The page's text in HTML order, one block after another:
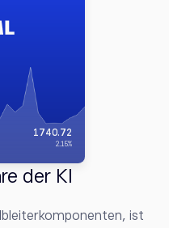
der KI
ist